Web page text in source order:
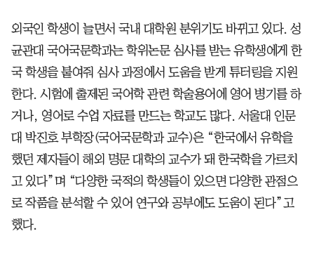
외국인 학생이 늘면서 국내 대학원 분위기도 바뀌고 있다. 성
균관대 국어국문학과는 학위논문 심사를 받는 유학생에게 한
국 학생을 붙여줘 심사 과정에서 도움을 받게 튜터링을 지원
한다. 시험에 출제된 국어학 관련 학술용어에 영어 병기를 하
거나, 영어로 수업 자료를 만드는 학교도 많다. 서울대 인문
대 박진호 부학장(국어국문학과 교수)은 “한국에서 유학을
했던 제자들이 해외 명문 대학의 교수가 돼 한국학을 가르치
고 있다”며 “다양한 국적의 학생들이 있으면 다양한 관점으
로 작품을 분석할 수 있어 연구와 공부에도 도움이 된다”고
했다.